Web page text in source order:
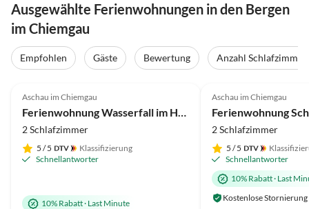
Ausgewählte Ferienwohnungen in den Bergen
im Chiemgau
Empfohlen Gäste Bewertung Anzahl Schlafzimmer
Bergblick
Aschau im Chiemgau
Ferienwohnung Wasserfall im Haus Waldwinkel
2 Schlafzimmer
5 / 5
Klassifizierung
Schnellantworter
10% Rabatt· Last Minute
Tour
Auszeichnung 2025
Aschau im Chiemgau
2 Schlafzimmer
5 / 5
Schnellantworter
10% Rabatt· Last
Kostenlose Stornierung